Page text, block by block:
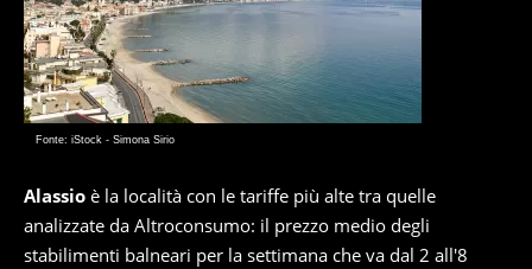
Fonte: iStock - Simona Sirio
Alassio è la località con le tariffe più alte tra quelle
analizzate da Altroconsumo: il prezzo medio degli
stabilimenti balneari per la settimana che va dal 2 all'8